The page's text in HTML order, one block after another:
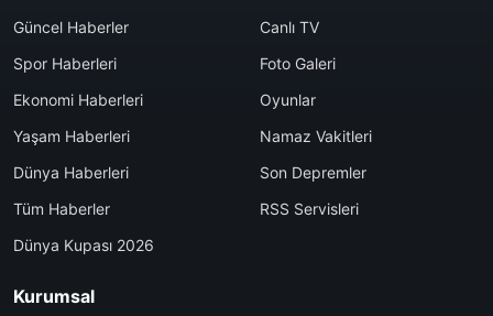
Güncel Haberler
Spor Haberleri
Ekonomi Haberleri
Yaşam Haberleri
Dünya Haberleri
Tüm Haberler
Dünya Kupası 2026
Canlı TV
Foto Galeri
Oyunlar
Namaz Vakitleri
Son Depremler
RSS Servisleri
Kurumsal